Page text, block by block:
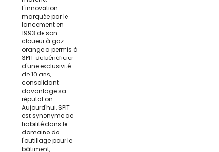
L'innovation
marquée par le
lancement en
1993 de son
cloueur à gaz
orange a permis à
SPIT de bénéficier
d'une exclusivité
de 10 ans,
consolidant
davantage sa
réputation.
Aujourd'hui, SPIT
est synonyme de
fiabilité dans le
domaine de
l'outillage pour le
bâtiment,